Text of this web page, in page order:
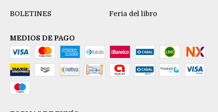
BOLETINES Feria del libro
MEDIOS DE PAGO